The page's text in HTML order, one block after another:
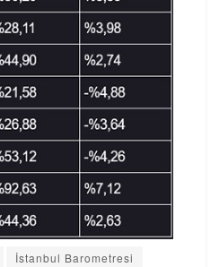
İstanbul Barometresi